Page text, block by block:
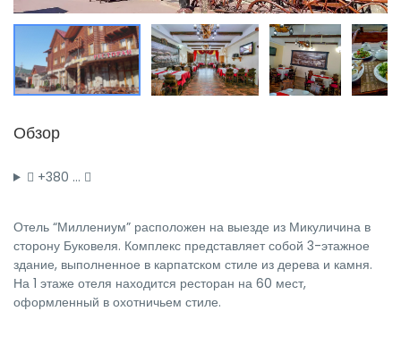
Обзор
+380 …
Отель “Миллениум” расположен на выезде из Микуличина в
сторону Буковеля. Комплекс представляет собой 3-этажное
здание, выполненное в карпатском стиле из дерева и камня.
На 1 этаже отеля находится ресторан на 60 мест,
оформленный в охотничьем стиле.